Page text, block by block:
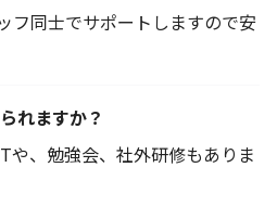
フ同士でサポートしますので安
れますか？
や、勉強会、社外研修もありま